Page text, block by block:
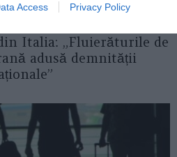
Access Privacy Policy
Italia: „Fluierăturile de
adusă demnității